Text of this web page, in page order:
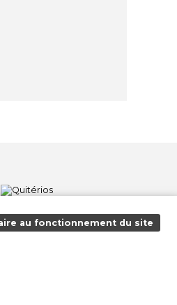
au fonctionnement du site